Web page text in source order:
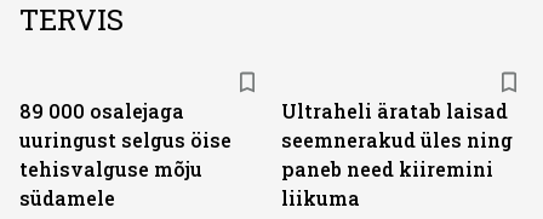
TERVIS
89 000 osalejaga
uuringust selgus öise
tehisvalguse mõju
südamele
Ultraheli äratab laisad
seemnerakud üles ning
paneb need kiiremini
liikuma